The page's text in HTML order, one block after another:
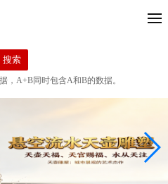
，A+B同时包含A和B的数据。